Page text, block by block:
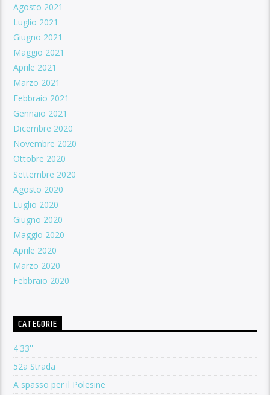
Agosto 2021
Luglio 2021
Giugno 2021
Maggio 2021
Aprile 2021
Marzo 2021
Febbraio 2021
Gennaio 2021
Dicembre 2020
Novembre 2020
Ottobre 2020
Settembre 2020
Agosto 2020
Luglio 2020
Giugno 2020
Maggio 2020
Aprile 2020
Marzo 2020
Febbraio 2020
CATEGORIE
4'33''
52a Strada
A spasso per il Polesine